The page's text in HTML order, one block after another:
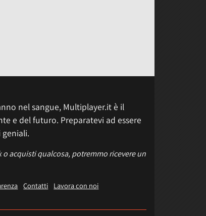
nel sangue, Multiplayer.it è il
e del futuro. Preparatevi ad essere
acquisti qualcosa, potremmo ricevere un
Contatti
Lavora con noi